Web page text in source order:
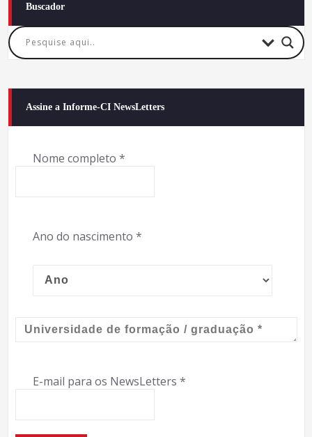
Buscador
Assine a Informe-CI NewsLetters
Nome completo *
Ano do nascimento *
E-mail para os NewsLetters *